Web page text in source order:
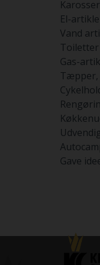
El-
Vand
Toiletter
Gas-
Tæpper,
Gave